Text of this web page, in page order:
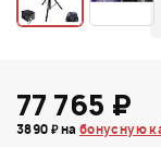
77 765 ₽
3890 ₽ на бонусную